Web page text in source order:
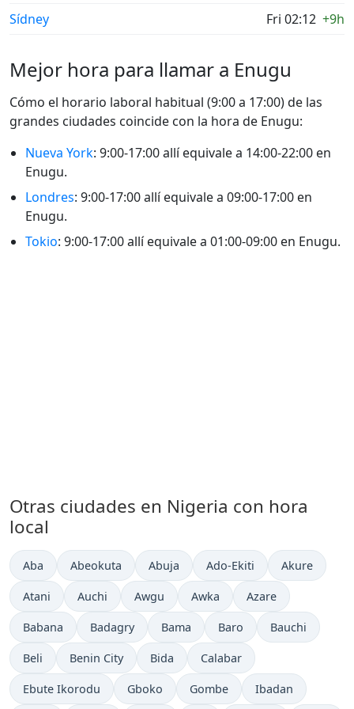
Sídney Fri 02:12 +9h
Mejor hora para llamar a Enugu
Cómo el horario laboral habitual (9:00 a 17:00) de las
grandes ciudades coincide con la hora de Enugu:
Nueva York: 9:00-17:00 allí equivale a 14:00-22:00 en
Enugu.
Londres: 9:00-17:00 allí equivale a 09:00-17:00 en
Enugu.
Tokio: 9:00-17:00 allí equivale a 01:00-09:00 en Enugu.
Otras ciudades en Nigeria con hora
local
Hora actual en
Aba Hora actual en
Abeokuta Hora actual en
Abuja Hora actual en
Ado-Ekiti Hora actual
Akure
Hora actual en
Atani Hora actual en
Auchi Hora actual en
Awgu Hora actual en
Awka Hora actual en
Azare
Hora actual en
Babana Hora actual en
Badagry Hora actual en
Bama Hora actual en
Baro Hora actual en
Bauchi
Hora actual en
Beli Hora actual en
Benin City Hora actual en
Bida Hora actual en
Calabar
Hora actual en
Ebute Ikorodu Hora actual en
Gboko Hora actual en
Gombe Hora actual en
Ibadan